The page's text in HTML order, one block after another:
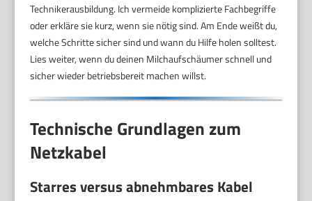
Technikerausbildung. Ich vermeide komplizierte Fachbegriffe
oder erkläre sie kurz, wenn sie nötig sind. Am Ende weißt du,
welche Schritte sicher sind und wann du Hilfe holen solltest.
Lies weiter, wenn du deinen Milchaufschäumer schnell und
sicher wieder betriebsbereit machen willst.
Technische Grundlagen zum
Netzkabel
Starres versus abnehmbares Kabel